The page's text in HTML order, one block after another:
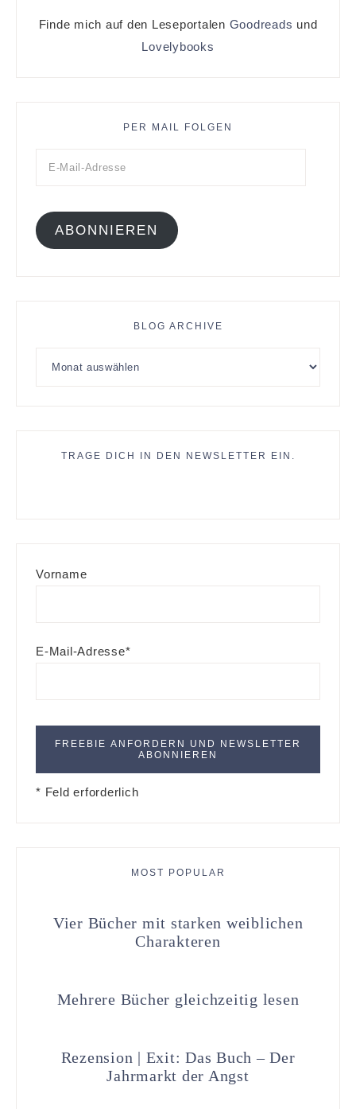
Finde mich auf den Leseportalen Goodreads und
Lovelybooks
PER MAIL FOLGEN
ABONNIEREN
BLOG ARCHIVE
TRAGE DICH IN DEN NEWSLETTER EIN.
Vorname
E-Mail-Adresse*
* Feld erforderlich
MOST POPULAR
Vier Bücher mit starken weiblichen
Charakteren
Mehrere Bücher gleichzeitig lesen
Rezension | Exit: Das Buch – Der
Jahrmarkt der Angst